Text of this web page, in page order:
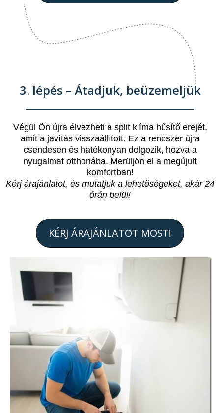
3. lépés – Átadjuk, beüzemeljük
Végül Ön újra élvezheti a split klíma hűsítő erejét,
amit a javítás visszaállított. Ez a rendszer újra
csendesen és hatékonyan dolgozik, hozva a
nyugalmat otthonába. Merüljön el a megújult
komfortban!
Kérj árajánlatot, és mutatjuk a lehetőségeket, akár 24
órán belül!
KÉRJ ÁRAJÁNLATOT MOST!